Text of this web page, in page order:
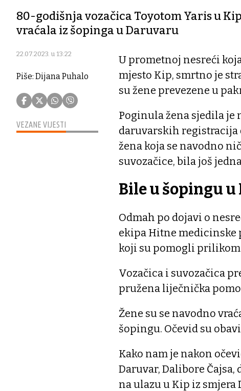
80-godišnja vozačica Toyotom Yaris u
vraćala iz šopinga u Daruvaru
22.07.2023. u 13:22
Piše: Dijana Puhalo
VEZANE VIJESTI
U prometnoj nesreći
mjesto Kip, smrtno je
su žene prevezene u
Poginula žena sjedila je
daruvarskih registracija
žena koja se navodno
suvozačice, bila još
Bile u šopingu u
Odmah po dojavi o
ekipa Hitne medicinske
koji su pomogli
Vozačica i suvozačica
pružena liječnička
Žene su se navodno
šopingu. Očevid su
Kako nam je nakon
Daruvar, Dalibore
na ulazu u Kip iz smjera